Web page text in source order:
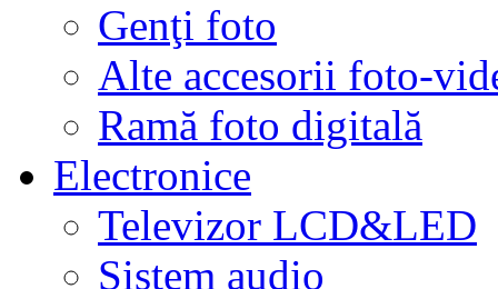
Genţi foto
Alte accesorii foto-
Ramă foto digitală
Electronice
Televizor LCD&LED
Sistem audio